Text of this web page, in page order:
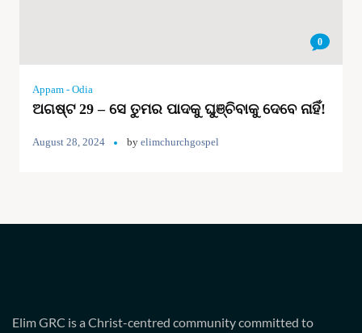
0
Appam - Odia
ଅଗଷ୍ଟ 29 – ସେ ତୁମର ପାଦକୁ ଘୁଞ୍ଚିବାକୁ ଦେବେ ନାହିଁ!
August 28, 2024 by elimchurchgospel
Elim GRC is a Christ-centred community committed to